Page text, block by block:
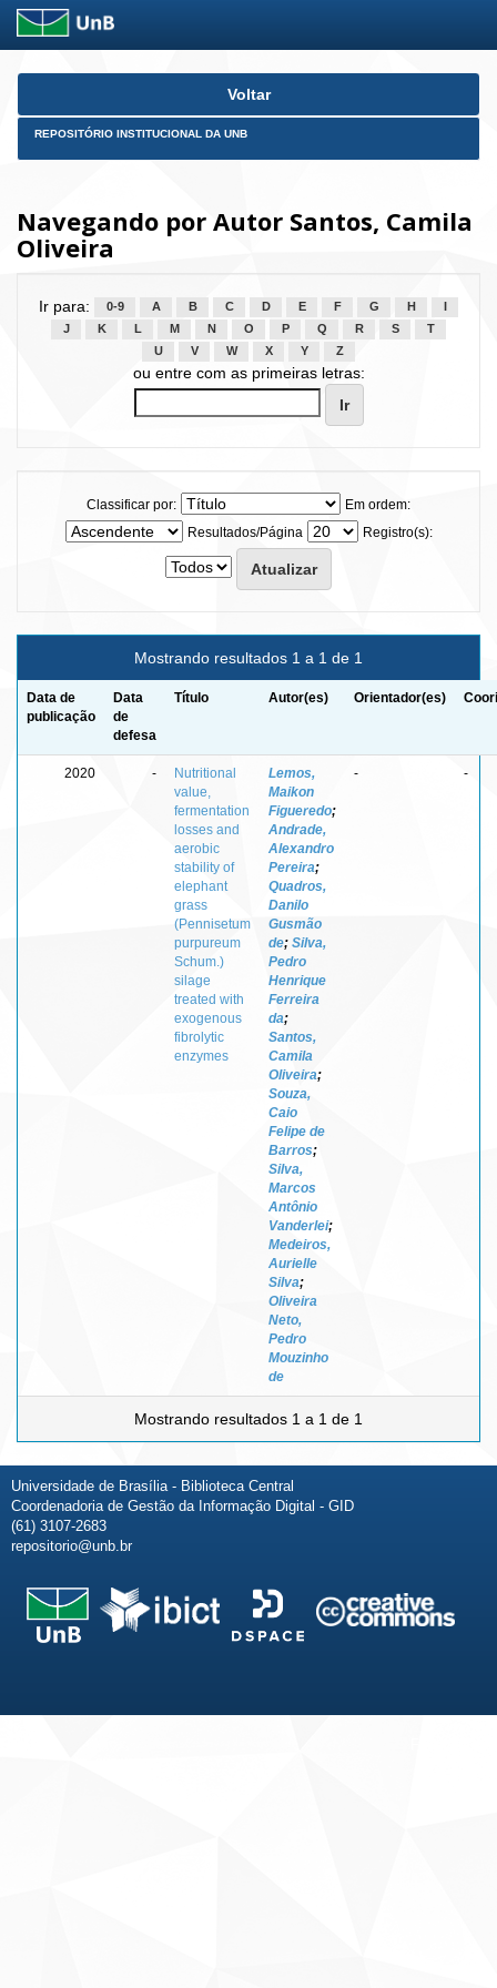
Skip
Voltar
REPOSITÓRIO INSTITUCIONAL DA UNB
Navegando por Autor Santos, Camila
Oliveira
Ir para: 0-9 A B C D E F G H
J
K L M N O P Q R S
T
U
V W X Y Z
ou entre com as primeiras letras:
Classificar por:
Em ordem:
Resultados/Página
Registro(s):
Mostrando resultados 1 a 1 de 1
Data de
publicação
Data
de
defesa
Título Autor(es) Orientador(es)
2020 -
Nutritional
value,
fermentation
losses and
aerobic
stability of
elephant
grass
(Pennisetum
purpureum
Schum.)
silage
treated with
exogenous
fibrolytic
enzymes
Lemos,
Maikon
Figueredo;
Andrade,
Alexandro
Pereira;
Quadros,
Danilo
Gusmão
de; Silva,
Pedro
Henrique
Ferreira
da;
Santos,
Camila
Oliveira;
Souza,
Caio
Felipe de
Barros;
Silva,
Marcos
Antônio
Vanderlei;
Medeiros,
Aurielle
Silva;
Oliveira
Neto,
Pedro
Mouzinho
de
- -
Mostrando resultados 1 a 1 de 1
Universidade de Brasília - Biblioteca Central
Coordenadoria de Gestão da Informação Digital - GID
(61) 3107-2683
repositorio@unb.br